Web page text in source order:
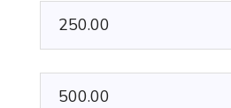
250.00
500.00